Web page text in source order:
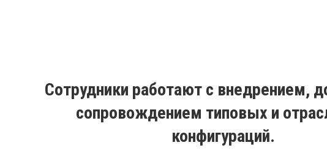
Сотрудники работают с внедрением,
сопровождением типовых и
конфигураций.